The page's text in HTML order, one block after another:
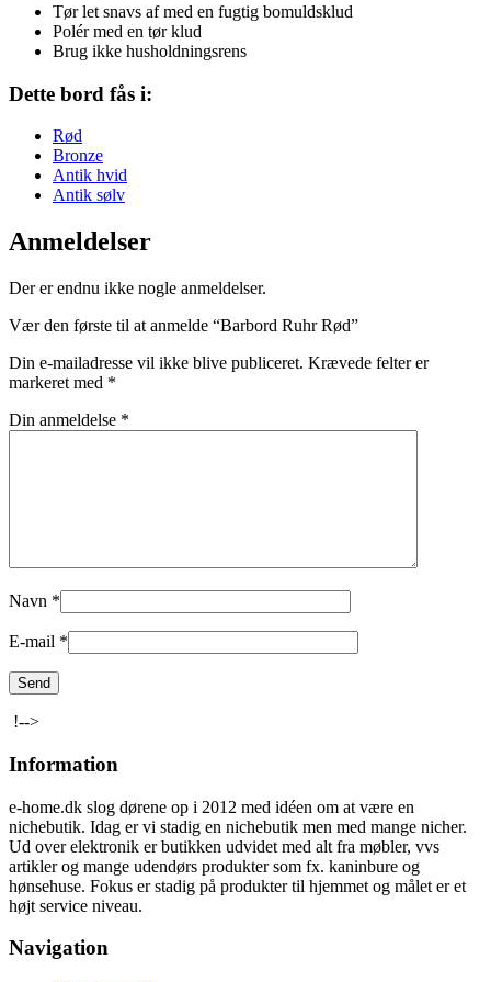
Tør let snavs af med en fugtig bomuldsklud
Polér med en tør klud
Brug ikke husholdningsrens
Dette bord fås i:
Rød
Bronze
Antik hvid
Antik sølv
Anmeldelser
Der er endnu ikke nogle anmeldelser.
Vær den første til at anmelde “Barbord Ruhr Rød”
Din e-mailadresse vil ikke blive publiceret. Krævede felter er
markeret med *
Din anmeldelse *
Navn *
E-mail *
!-->
Information
e-home.dk slog dørene op i 2012 med idéen om at være en
nichebutik. Idag er vi stadig en nichebutik men med mange nicher.
Ud over elektronik er butikken udvidet med alt fra møbler, vvs
artikler og mange udendørs produkter som fx. kaninbure og
hønsehuse. Fokus er stadig på produkter til hjemmet og målet er et
højt service niveau.
Navigation